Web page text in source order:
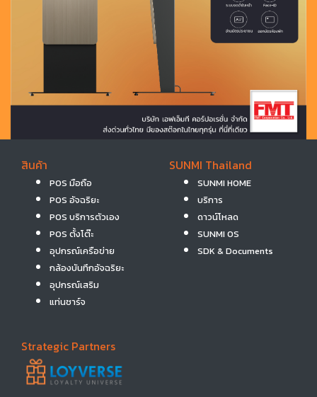
สินค้า
POS มือถือ
POS อัจฉริยะ
POS บริการตัวเอง
POS ตั้งโต๊ะ
อุปกรณ์เครือข่าย
กล้องบันทึกอัจฉริยะ
อุปกรณ์เสริม
แท่นชาร์จ
SUNMI Thailand
SUNMI HOME
บริการ
ดาวน์โหลด
SUNMI OS
SDK & Documents
Strategic Partners